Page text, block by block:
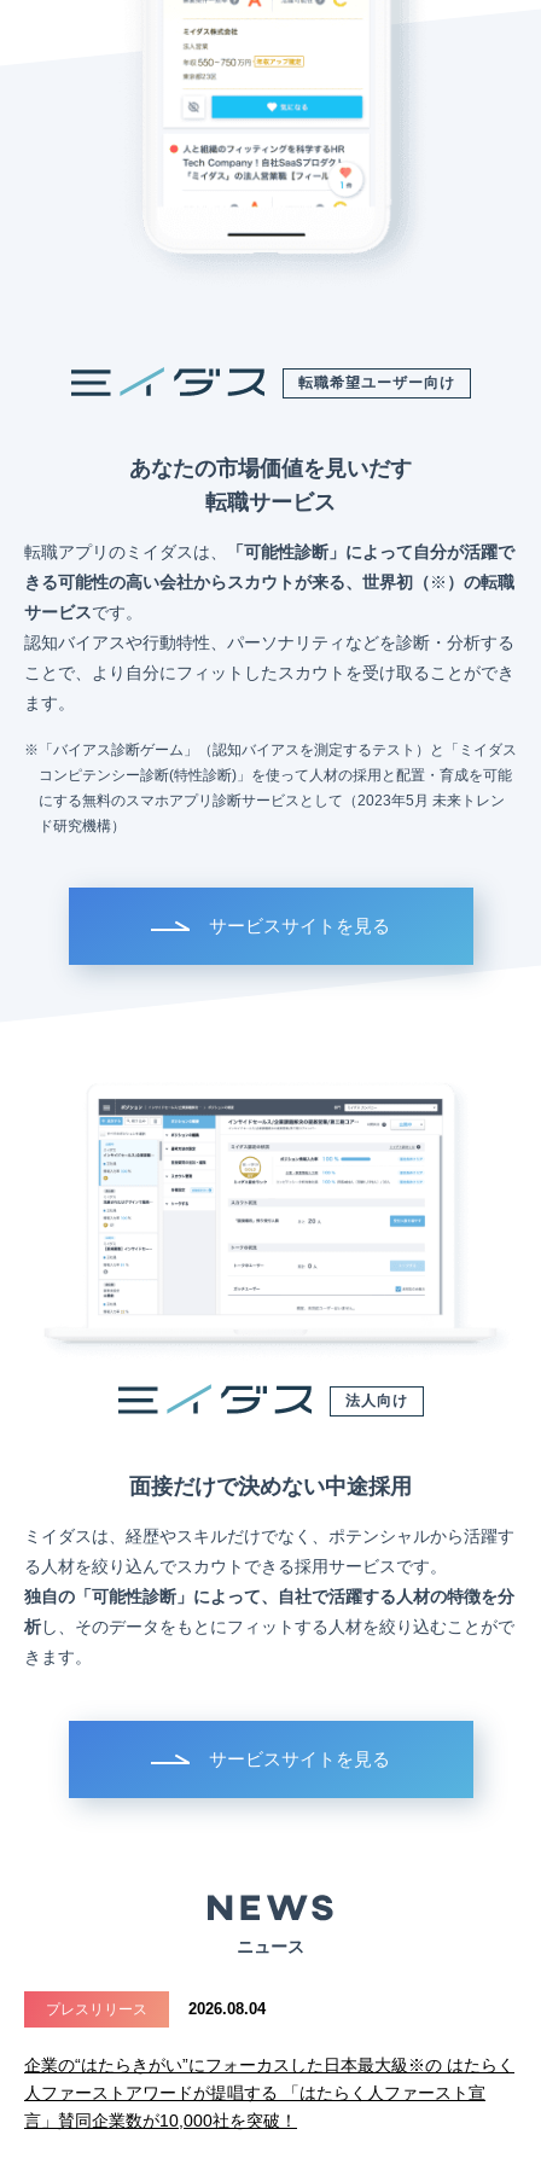
転職希望ユーザー向け
あなたの市場価値を見いだす
転職サービス
転職アプリのミイダスは、
「可能性診断」によって自分が活躍で
きる可能性の高い会社からスカウトが来る、世界初（※ ）の転職
サービスです。
認知バイアスや行動特性、パーソナリティなどを診断・分析する
ことで、より自分にフィットしたスカウトを受け取ることができ
ます。
「バイアス診断ゲーム」（認知バイアスを測定するテスト）と「ミイダス
コンピテンシー診断(特性診断)」を使って人材の採用と配置・育成を可能
にする無料のスマホアプリ診断サービスとして（2023年5月 未来トレン
ド研究機構）
サービスサイトを見る
法人向け
面接だけで決めない中途採用
ミイダスは、経歴やスキルだけでなく、ポテンシャルから活躍す
る人材を絞り込んでスカウトできる採用サービスです。
独自の「可能性診断」によって、自社で活躍する人材の特徴を分
析し、そのデータをもとにフィットする人材を絞り込むことがで
きます。
サービスサイトを見る
ニュース
プレスリリース 2026.08.04
企業の“はたらきがい”にフォーカスした日本最大級※の はたらく
人ファーストアワードが提唱する 「はたらく人ファースト宣
言」賛同企業数が10,000社を突破！